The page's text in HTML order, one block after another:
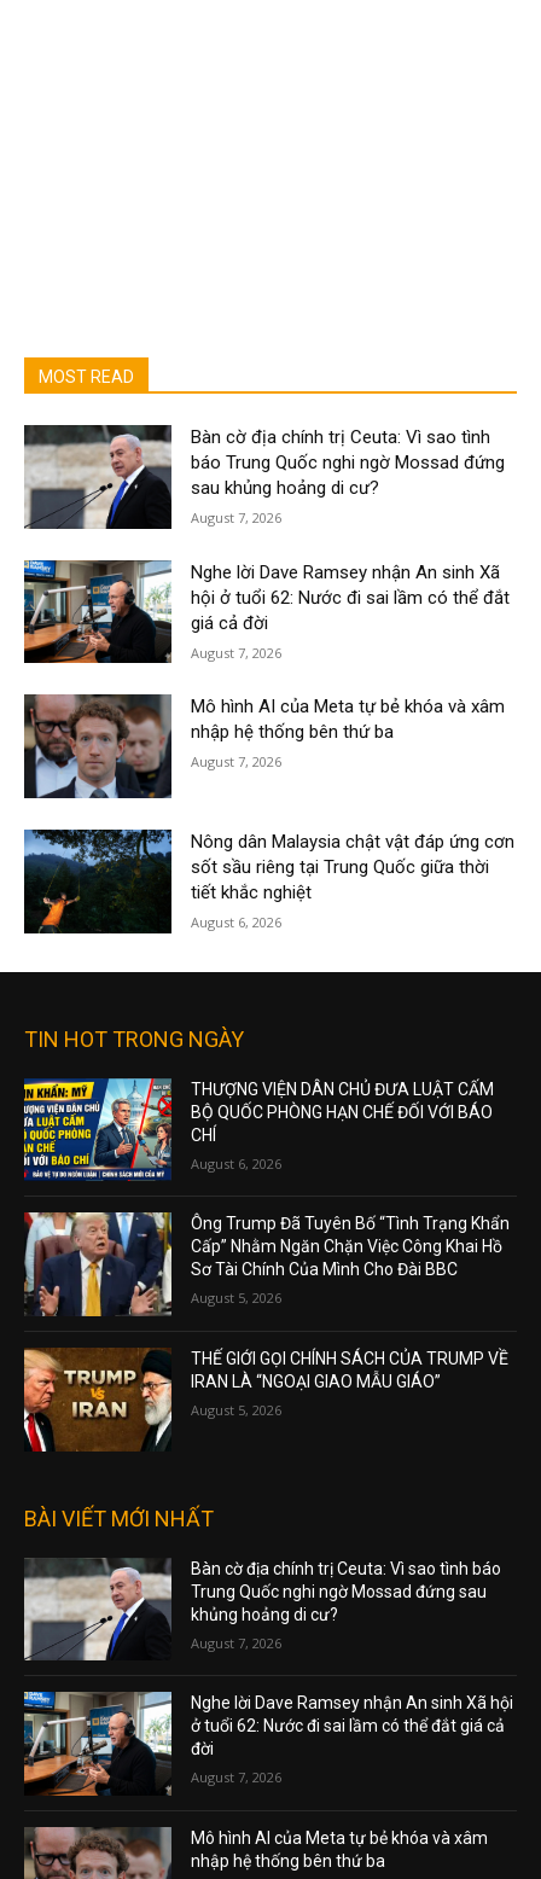
MOST READ
Bàn cờ địa chính trị Ceuta: Vì sao tình
báo Trung Quốc nghi ngờ Mossad đứng
sau khủng hoảng di cư?
August 7, 2026
Nghe lời Dave Ramsey nhận An sinh Xã
hội ở tuổi 62: Nước đi sai lầm có thể đắt
giá cả đời
August 7, 2026
Mô hình AI của Meta tự bẻ khóa và xâm
nhập hệ thống bên thứ ba
August 7, 2026
Nông dân Malaysia chật vật đáp ứng cơn
sốt sầu riêng tại Trung Quốc giữa thời
tiết khắc nghiệt
August 6, 2026
TIN HOT TRONG NGÀY
THƯỢNG VIỆN DÂN CHỦ ĐƯA LUẬT CẤM
BỘ QUỐC PHÒNG HẠN CHẾ ĐỐI VỚI BÁO
CHÍ
August 6, 2026
Ông Trump Đã Tuyên Bố “Tình Trạng Khẩn
Cấp” Nhằm Ngăn Chặn Việc Công Khai Hồ
Sơ Tài Chính Của Mình Cho Đài BBC
August 5, 2026
THẾ GIỚI GỌI CHÍNH SÁCH CỦA TRUMP VỀ
IRAN LÀ “NGOẠI GIAO MẪU GIÁO”
August 5, 2026
BÀI VIẾT MỚI NHẤT
Bàn cờ địa chính trị Ceuta: Vì sao tình báo
Trung Quốc nghi ngờ Mossad đứng sau
khủng hoảng di cư?
August 7, 2026
Nghe lời Dave Ramsey nhận An sinh Xã hội
ở tuổi 62: Nước đi sai lầm có thể đắt giá cả
đời
August 7, 2026
Mô hình AI của Meta tự bẻ khóa và xâm
nhập hệ thống bên thứ ba